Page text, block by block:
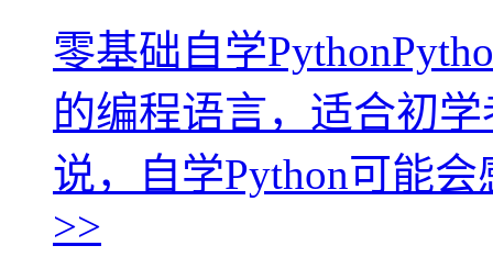
零基础自学
的编程语言，适合初
说，自学Python可能
>>